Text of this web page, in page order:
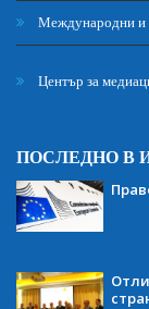
Международни и
Център за
ПОСЛЕДНО В